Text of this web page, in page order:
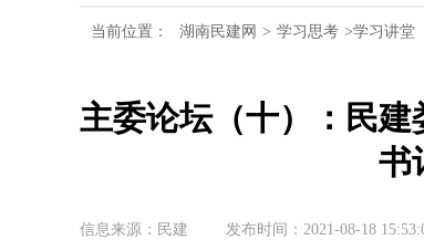
民建湖南省委会召
民建湖南省十届十
民建湖南省委会开
当前位置： 湖南民建网 > 学习思考 >学习讲堂
主委论坛（十）：民
书
信息来源：民建 发布时间：2021-08-18